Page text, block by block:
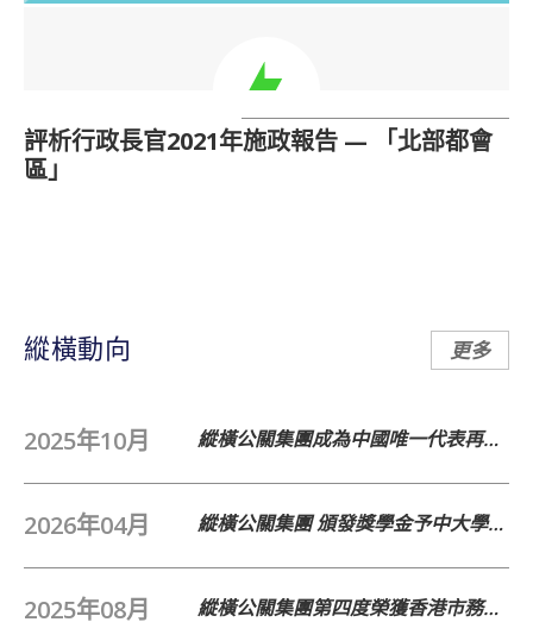
評析行政長官2021年施政報告 — 「北部都會
區」
縱橫動向 更多
2025年10月 縱橫公關集團成為中國唯一代表再度入選 PRNEWS 2026年「精英公關企業120強」
2026年04月 縱橫公關集團 頒發獎學金予中大學生啟發傳訊新聲音
2025年08月 縱橫公關集團第四度榮獲香港市務學會「市場領袖大獎」